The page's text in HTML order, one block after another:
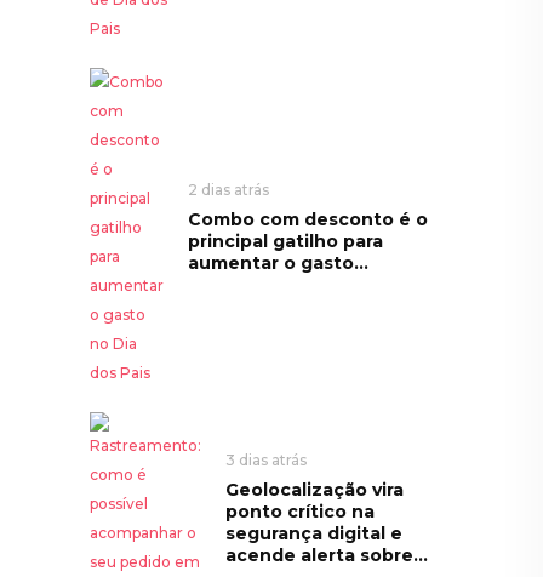
2 dias atrás
Combo com desconto é o
principal gatilho para
aumentar o gasto...
3 dias atrás
Geolocalização vira
ponto crítico na
segurança digital e
acende alerta sobre...